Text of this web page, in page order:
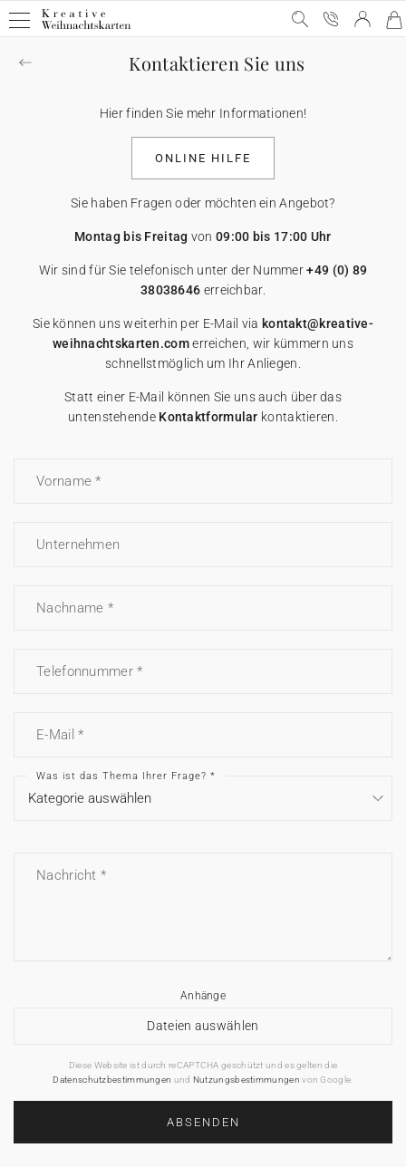
Geschäftliche Weihnachtskarten
Geschäftliche Weihnachtskarten
Alle geschäftlichen Weihnachtskarten
Weihnachtliche Karten
Originelle Weihnachtskarten
★ Gratis Musterkarten
★ Angebot anfragen
Alle E-Karten
Weihnachtskarten-Video Premium
Weihnachtskarten mit Schokolade
Alle Weihnachtskarten mit Schokolade
Karte mit zwei Schokoladen
★ Gratis Musterkarten
Werbeartikel für Unternehmen
Alle Werbeartikel
Geschenkgutscheine
Danksagungskarten
Menüs
Thekenaufsteller
Kontaktieren Sie uns
Hier finden Sie mehr Informationen!
ONLINE HILFE
Sie haben Fragen oder möchten ein Angebot?
Montag bis Freitag von09:00 bis 17:00 Uhr
Wir sind für Sie telefonisch unter der Nummer+49 (0) 89
38038646 erreichbar.
Sie können uns weiterhin per E-Mail via kontakt@kreative-
weihnachtskarten.comerreichen, wir kümmern uns
schnellstmöglich um Ihr Anliegen.
Statt einer E-Mail können Sie uns auch über das
untenstehende Kontaktformular kontaktieren.
Vorname
Unternehmen
Nachname
Telefonnummer
E-Mail
Was ist das Thema Ihrer Frage?
Nachricht
Anhänge
Dateien auswählen
Diese Website ist durch reCAPTCHA geschützt und es gelten die
Datenschutzbestimmungen und Nutzungsbestimmungen von Google.
ABSENDEN